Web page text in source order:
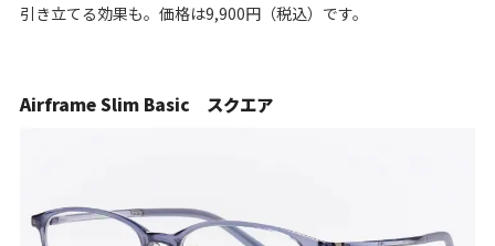
引き立てる効果も。価格は9,900円（税込）です。
Airframe Slim Basic スクエア